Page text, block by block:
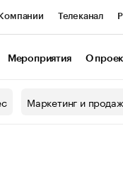
Телеканал
Мероприятия О
Маркетинг и